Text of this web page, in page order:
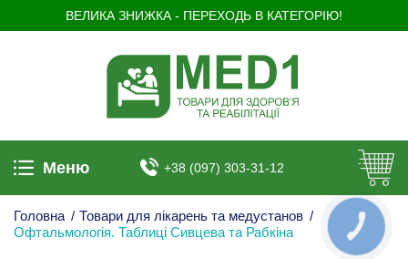
ВЕЛИКА ЗНИЖКА - ПЕРЕХОДЬ В КАТЕГОРІЮ!
Меню +38 (097) 303-31-12
Головна / Товари для лікарень та медустанов /
Офтальмологія. Таблиці Сивцева та Рабкіна
КНОПКА
ЗВ'ЯЗКУ